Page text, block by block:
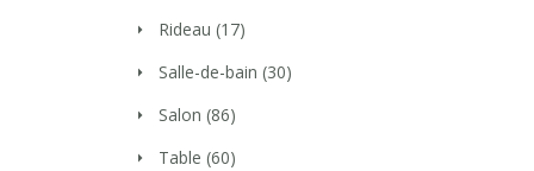
Rideau (17)
Salle-de-bain (30)
Salon (86)
Table (60)